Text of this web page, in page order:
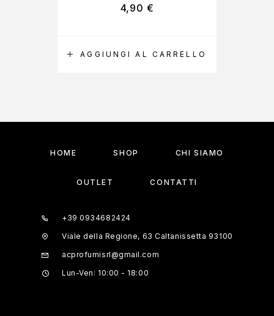
AGGIUNGI AL CARRELLO
4,90 €
HOME SHOP CHI SIAMO
OUTLET CONTATTI
+39 0934682424
Viale della Regione, 63 Caltanissetta 93100
acprofumisrl@gmail.com
Lun-Ven: 10:00 - 18:00